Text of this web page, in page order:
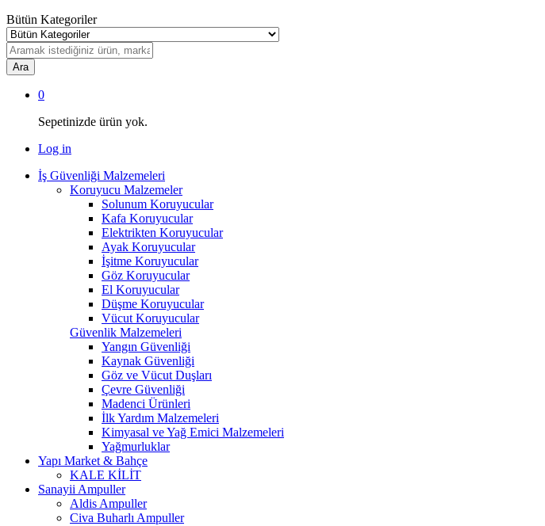
Bütün Kategoriler
Ara
0
Sepetinizde ürün yok.
Log in
İş Güvenliği Malzemeleri
Koruyucu Malzemeler
Solunum Koruyucular
Kafa Koruyucular
Elektrikten Koruyucular
Ayak Koruyucular
İşitme Koruyucular
Göz Koruyucular
El Koruyucular
Düşme Koruyucular
Vücut Koruyucular
Güvenlik Malzemeleri
Yangın Güvenliği
Kaynak Güvenliği
Göz ve Vücut Duşları
Çevre Güvenliği
Madenci Ürünleri
İlk Yardım Malzemeleri
Kimyasal ve Yağ Emici Malzemeleri
Yağmurluklar
Yapı Market & Bahçe
KALE KİLİT
Sanayii Ampuller
Aldis Ampuller
Civa Buharlı Ampuller